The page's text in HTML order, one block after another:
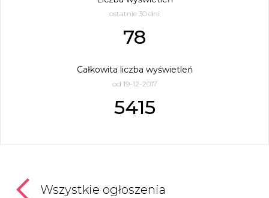
ostatnie 30 dni
78
Całkowita liczba wyświetleń
od 19-12-2017
5415
Wszystkie ogłoszenia